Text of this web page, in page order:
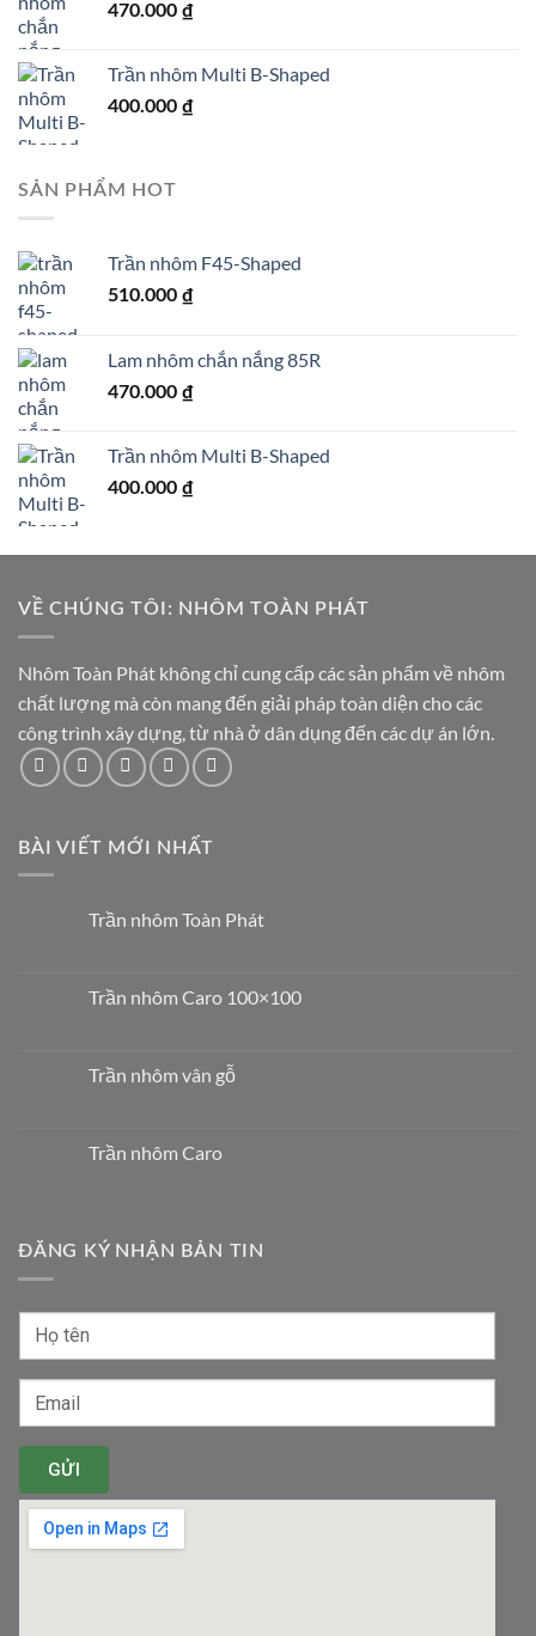
470.000 ₫
Trần nhôm Multi B-Shaped
400.000 ₫
SẢN PHẨM HOT
Trần nhôm F45-Shaped
510.000 ₫
Lam nhôm chắn nắng 85R
470.000 ₫
Trần nhôm Multi B-Shaped
400.000 ₫
VỀ CHÚNG TÔI: NHÔM TOÀN PHÁT
Nhôm Toàn Phát không chỉ cung cấp các sản phẩm về nhôm
chất lượng mà còn mang đến giải pháp toàn diện cho các
công trình xây dựng, từ nhà ở dân dụng đến các dự án lớn.
BÀI VIẾT MỚI NHẤT
Trần nhôm Toàn Phát
Trần nhôm Caro 100×100
Trần nhôm vân gỗ
Trần nhôm Caro
ĐĂNG KÝ NHẬN BẢN TIN
GỬI